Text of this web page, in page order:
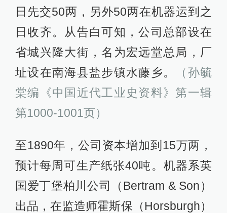
日先交50两，另外50两在机器运到之
日收齐。从告白可知，公司总部设在
省城兴隆大街，名为宏远堂总局，厂
址设在南海县盐步镇水藤乡。
（孙毓
棠编《中国近代工业史资料》第一辑
第1000-1001页）
至1890年，公司资本增加到15万两，
预计每周可生产纸张40吨。机器系英
国爱丁堡柏川公司（Bertram & Son）
出品，在监造师霍斯保（Horsburgh）